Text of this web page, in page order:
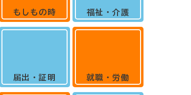
もしもの時
届出・証明
福祉・介護
就職・労働